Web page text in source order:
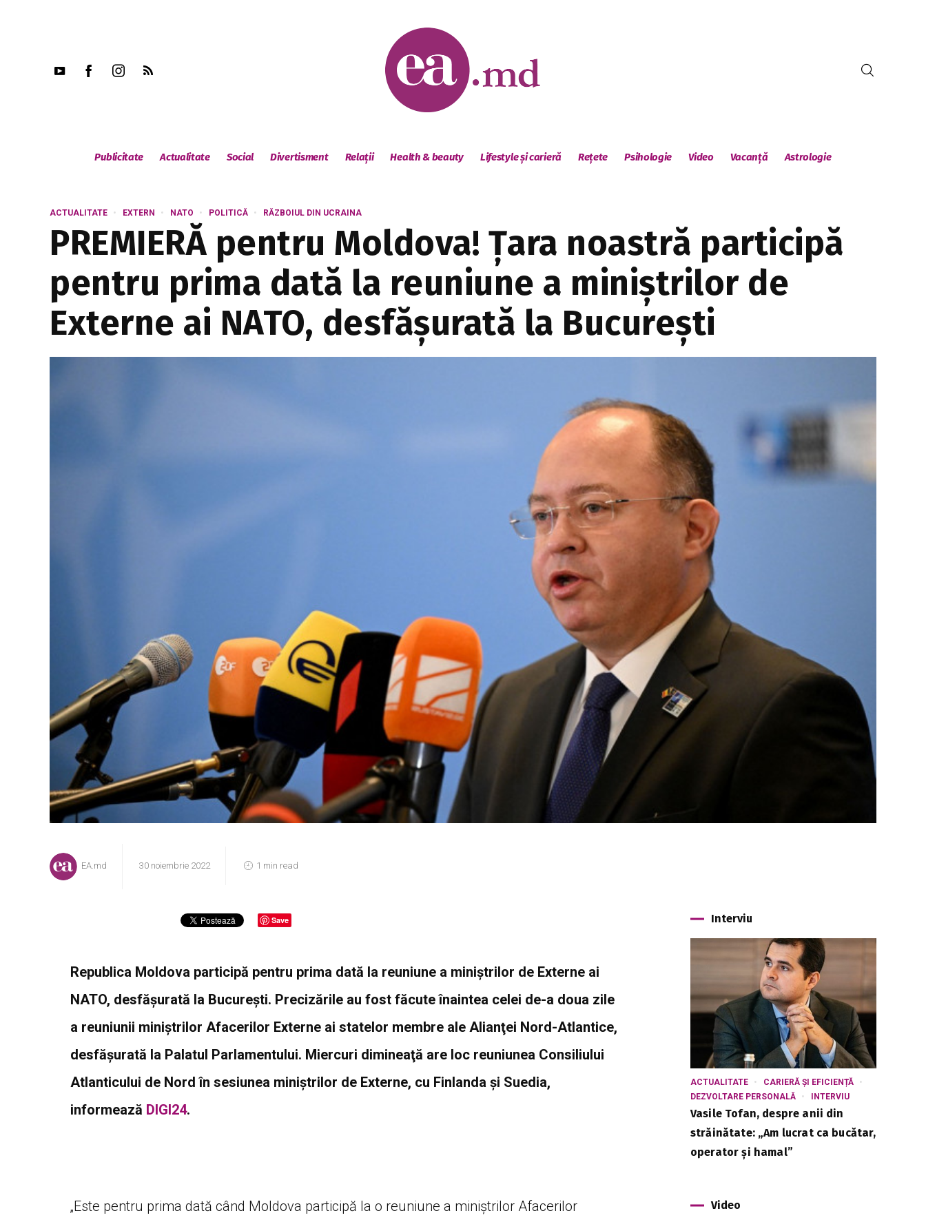
Publicitate Actualitate Social Divertisment Relații Health & beauty Lifestyle și carieră Rețete Psihologie Video Vacanță Astrologie
ACTUALITATE EXTERN NATO POLITICĂ RĂZBOIUL DIN UCRAINA
PREMIERĂ pentru Moldova! Țara noastră participă
pentru prima dată la reuniune a miniştrilor de
Externe ai NATO, desfășurată la București
EA.md 30 noiembrie 2022 1 min read
Save
Republica Moldova participă pentru prima dată la reuniune a miniştrilor de Externe ai
NATO, desfășurată la București. Precizările au fost făcute înaintea celei de-a doua zile
a reuniunii miniştrilor Afacerilor Externe ai statelor membre ale Alianţei Nord-Atlantice,
desfăşurată la Palatul Parlamentului. Miercuri dimineaţă are loc reuniunea Consiliului
Atlanticului de Nord în sesiunea miniştrilor de Externe, cu Finlanda şi Suedia,
informează DIGI24.
„Este pentru prima dată când Moldova participă la o reuniune a miniştrilor Afacerilor
Interviu
ACTUALITATE
CARIERĂ ȘI EFICIENȚĂ
DEZVOLTARE PERSONALĂ
INTERVIU
Vasile Tofan, despre anii din
străinătate: „Am lucrat ca bucătar,
operator și hamal”
Video